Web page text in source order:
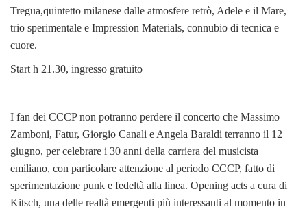
Tregua,quintetto milanese dalle atmosfere retrò, Adele e il Mare,
trio sperimentale e Impression Materials, connubio di tecnica e
cuore.
Start h 21.30, ingresso gratuito
I fan dei CCCP non potranno perdere il concerto che Massimo
Zamboni, Fatur, Giorgio Canali e Angela Baraldi terranno il 12
giugno, per celebrare i 30 anni della carriera del musicista
emiliano, con particolare attenzione al periodo CCCP, fatto di
sperimentazione punk e fedeltà alla linea. Opening acts a cura di
Kitsch, una delle realtà emergenti più interessanti al momento in